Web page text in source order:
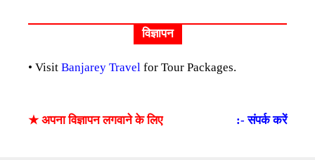
विज्ञापन
• Visit Banjarey Travel for Tour Packages.
★ अपना विज्ञापन लगवाने के लिए :- संपर्क करें